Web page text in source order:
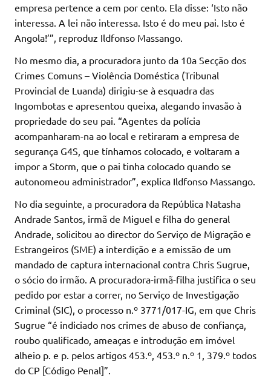
empresa pertence a cem por cento. Ela disse: ‘Isto não
interessa. A lei não interessa. Isto é do meu pai. Isto é
Angola!’”, reproduz Ildfonso Massango.
No mesmo dia, a procuradora junto da 10a Secção dos
Crimes Comuns – Violência Doméstica (Tribunal
Provincial de Luanda) dirigiu-se à esquadra das
Ingombotas e apresentou queixa, alegando invasão à
propriedade do seu pai. “Agentes da polícia
acompanharam-na ao local e retiraram a empresa de
segurança G4S, que tínhamos colocado, e voltaram a
impor a Storm, que o pai tinha colocado quando se
autonomeou administrador”, explica Ildfonso Massango.
No dia seguinte, a procuradora da República Natasha
Andrade Santos, irmã de Miguel e filha do general
Andrade, solicitou ao director do Serviço de Migração e
Estrangeiros (SME) a interdição e a emissão de um
mandado de captura internacional contra Chris Sugrue,
o sócio do irmão. A procuradora-irmã-filha justifica o seu
pedido por estar a correr, no Serviço de Investigação
Criminal (SIC), o processo n.º 3771/017-IG, em que Chris
Sugrue “é indiciado nos crimes de abuso de confiança,
roubo qualificado, ameaças e introdução em imóvel
alheio p. e p. pelos artigos 453.º, 453.º n.º 1, 379.º todos
do CP [Código Penal]”.